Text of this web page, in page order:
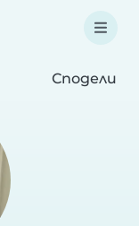
Сподели